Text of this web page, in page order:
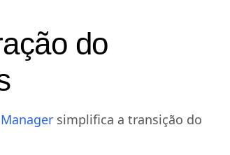
do
simplifica a transição do